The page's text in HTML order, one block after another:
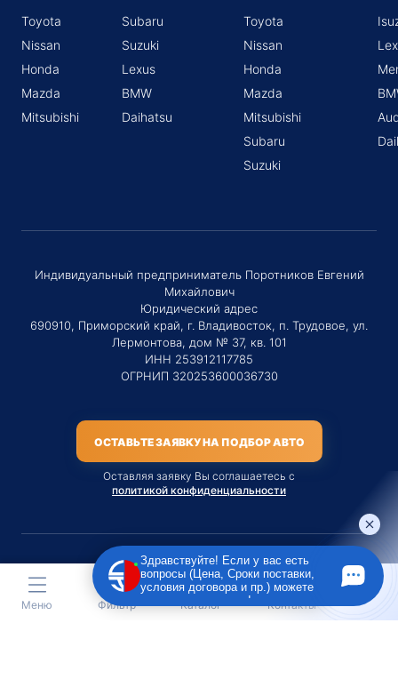
Toyota
Nissan
Honda
Mazda
Mitsubishi
Subaru
Suzuki
Lexus
BMW
Daihatsu
Toyota
Nissan
Honda
Mazda
Mitsubishi
Subaru
Suzuki
Индивидуальный предприниматель Поротников Евгений
Михайлович
Юридический адрес
690910, Приморский край, г. Владивосток, п. Трудовое, ул.
Лермонтова, дом № 37, кв. 101
ИНН 253912117785
ОГРНИП 320253600036730
ОСТАВЬТЕ ЗАЯВКУ НА ПОДБОР АВТО
Оставляя заявку Вы соглашаетесь с
политикой конфиденциальности
Материалы данного сайта являются публичной офертой
только на услугу сопровождения Агентом приобретения
транспортного средства Клиентом.
Меню Фильтр Каталог Контакты
Здравствуйте! Если у вас есть
вопросы (Цена, Сроки поставки,
условия договора и пр.) можете
задать их мне в чат!